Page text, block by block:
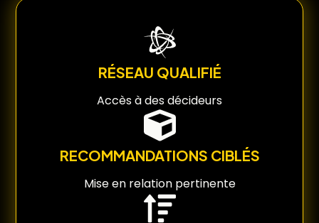
RÉSEAU QUALIFIÉ
Accès à des décideurs
RECOMMANDATIONS CIBLÉS
Mise en relation pertinente